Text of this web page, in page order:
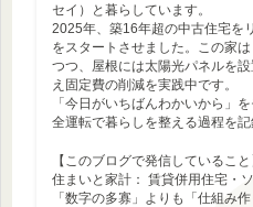
セイ）と暮らしています。
2025年、築16年超の中古住宅を
をスタートさせました。この家
つつ、屋根には太陽光パネルを
え固定費の削減を実践中です。
「今日がいちばんわかいから」
全運転で暮らしを整える過程を記
【このブログで発信していること
住まいと家計： 賃貸併用住宅・
「数字の多寡」よりも「仕組み